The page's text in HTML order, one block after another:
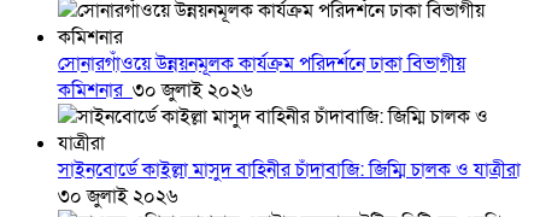
সোনারগাঁওয়ে উন্নয়নমূলক কার্যক্রম পরিদর্শনে ঢাকা বিভাগীয়
কমিশনার ৩০ জুলাই ২০২৬
সাইনবোর্ডে কাইল্লা মাসুদ বাহিনীর চাঁদাবাজি: জিম্মি চালক ও যাত্রীরা
৩০ জুলাই ২০২৬